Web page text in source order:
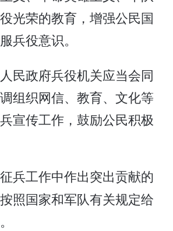
光荣的教育，增强公民国
兵役意识。
民政府兵役机关应当会同
组织网信、教育、文化等
宣传工作，鼓励公民积极
兵工作中作出突出贡献的
照国家和军队有关规定给